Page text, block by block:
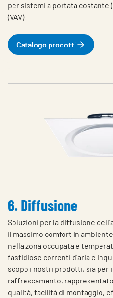
per sistemi a portata costante
(VAV).
Catalogo prodotti
6. Diffusione
Soluzioni per la diffusione
il massimo comfort in
nella zona occupata e
fastidiose correnti d'aria e
scopo i nostri prodotti, sia per
raffrescamento,
qualità, facilità di montaggio,